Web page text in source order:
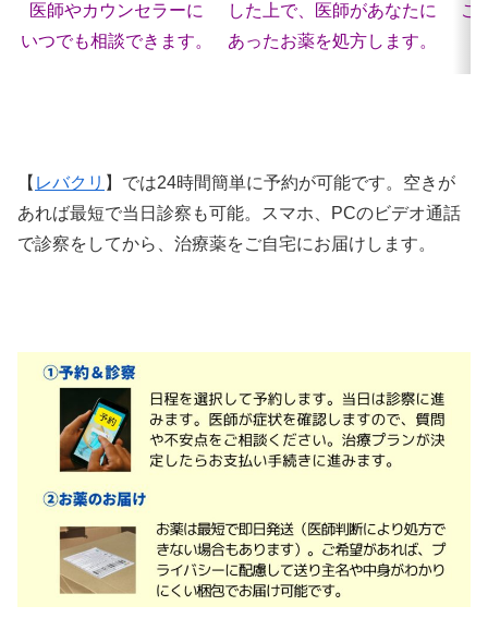
医師やカウンセラーに
いつでも相談できます。
した上で、医師があなたに
あったお薬を処方します。
ご
【 レバクリ 】では24時間簡単に予約が可能です。空きが
あれば最短で当日診察も可能。スマホ、PCのビデオ通話
で診察をしてから、治療薬をご自宅にお届けします。